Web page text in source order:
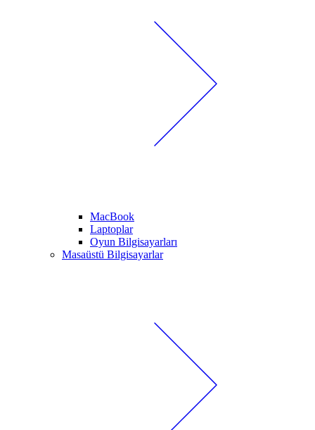
MacBook
Laptoplar
Oyun Bilgisayarları
Masaüstü Bilgisayarlar